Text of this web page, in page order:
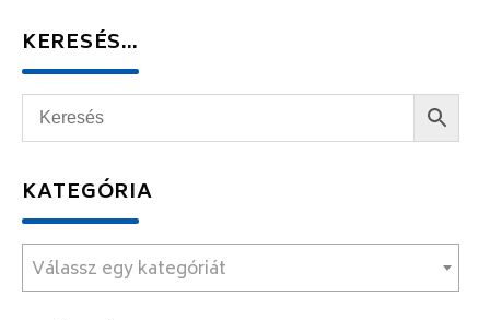
KERESÉS…
KATEGÓRIA
Válassz egy kategóriát